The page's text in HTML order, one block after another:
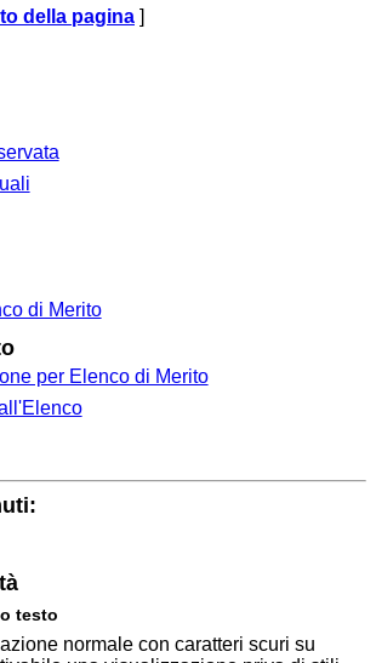
della pagina ]
di Merito
per Elenco di Merito
testo
normale con caratteri scuri su